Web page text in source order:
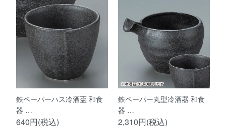
鉄ペーパーハス冷酒盃 和食
器 …
640円(税込)
鉄ペーパー丸型冷酒器 和食
器 …
2,310円(税込)